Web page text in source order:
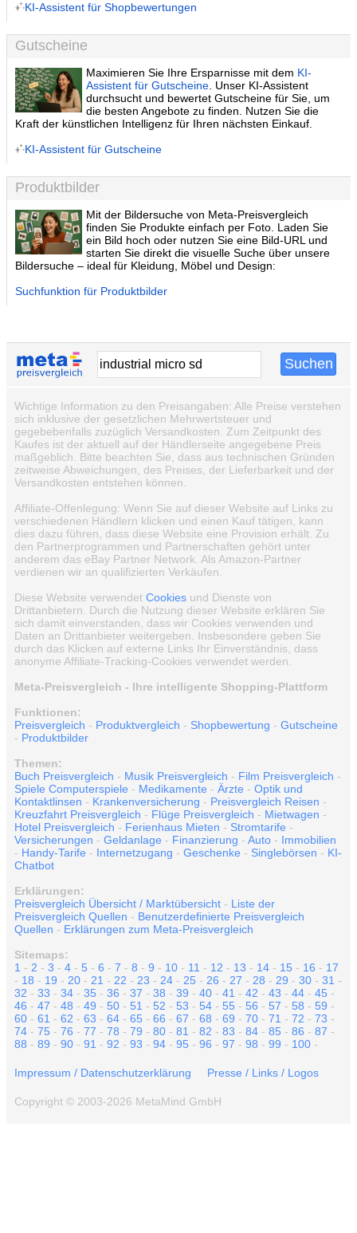
KI-Assistent für Shopbewertungen
Gutscheine
Maximieren Sie Ihre Ersparnisse mit dem KI-
Assistent für Gutscheine . Unser KI-Assistent
durchsucht und bewertet Gutscheine für Sie, um
die besten Angebote zu finden. Nutzen Sie die
Kraft der künstlichen Intelligenz für Ihren nächsten Einkauf.
KI-Assistent für Gutscheine
Produktbilder
Mit der Bildersuche von Meta-Preisvergleich
finden Sie Produkte einfach per Foto. Laden Sie
ein Bild hoch oder nutzen Sie eine Bild-URL und
starten Sie direkt die visuelle Suche über unsere
Bildersuche – ideal für Kleidung, Möbel und Design:
Suchfunktion für Produktbilder
Wichtige Information zu den Preisangaben: Alle Preise verstehen
sich inklusive der gesetzlichen Mehrwertsteuer und
gegebebenfalls zuzüglich Versandkosten. Zum Zeitpunkt des
Kaufes ist der aktuell auf der Händlerseite angegebene Preis
maßgeblich. Bitte beachten Sie, dass aus technischen Gründen
zeitweise Abweichungen, des Preises, der Lieferbarkeit und der
Versandkosten entstehen können.
Affiliate-Offenlegung: Wenn Sie auf dieser Website auf Links zu
verschiedenen Händlern klicken und einen Kauf tätigen, kann
dies dazu führen, dass diese Website eine Provision erhält. Zu
den Partnerprogrammen und Partnerschaften gehört unter
anderem das eBay Partner Network. Als Amazon-Partner
verdienen wir an qualifizierten Verkäufen.
Diese Website verwendet Cookies und Dienste von
Drittanbietern. Durch die Nutzung dieser Website erklären Sie
sich damit einverstanden, dass wir Cookies verwenden und
Daten an Drittanbieter weitergeben. Insbesondere geben Sie
durch das Klicken auf externe Links Ihr Einverständnis, dass
anonyme Affiliate-Tracking-Cookies verwendet werden.
Meta-Preisvergleich - Ihre intelligente Shopping-Plattform
Funktionen:
Preisvergleich - Produktvergleich - Shopbewertung - Gutscheine
- Produktbilder
Themen:
Buch Preisvergleich - Musik Preisvergleich - Film Preisvergleich -
Spiele Computerspiele - Medikamente - Ärzte - Optik und
Kontaktlinsen - Krankenversicherung - Preisvergleich Reisen -
Kreuzfahrt Preisvergleich - Flüge Preisvergleich - Mietwagen -
Hotel Preisvergleich - Ferienhaus Mieten - Stromtarife -
Versicherungen - Geldanlage - Finanzierung - Auto - Immobilien
- Handy-Tarife - Internetzugang - Geschenke - Singlebörsen - KI-
Chatbot
Erklärungen:
Preisvergleich Übersicht / Marktübersicht - Liste der
Preisvergleich Quellen - Benutzerdefinierte Preisvergleich
Quellen - Erklärungen zum Meta-Preisvergleich
Sitemaps:
1 - 2 - 3 - 4 - 5 - 6 - 7 - 8 - 9 - 10 - 11 - 12 - 13 - 14 - 15 - 16 - 17
- 18 - 19 - 20 - 21 - 22 - 23 - 24 - 25 - 26 - 27 - 28 - 29 - 30 - 31 -
32 - 33 - 34 - 35 - 36 - 37 - 38 - 39 - 40 - 41 - 42 - 43 - 44 - 45 -
46 - 47 - 48 - 49 - 50 - 51 - 52 - 53 - 54 - 55 - 56 - 57 - 58 - 59 -
60 - 61 - 62 - 63 - 64 - 65 - 66 - 67 - 68 - 69 - 70 - 71 - 72 - 73 -
74 - 75 - 76 - 77 - 78 - 79 - 80 - 81 - 82 - 83 - 84 - 85 - 86 - 87 -
88 - 89 - 90 - 91 - 92 - 93 - 94 - 95 - 96 - 97 - 98 - 99 - 100 -
Impressum / Datenschutzerklärung Presse / Links / Logos
Copyright © 2003-2026 MetaMind GmbH